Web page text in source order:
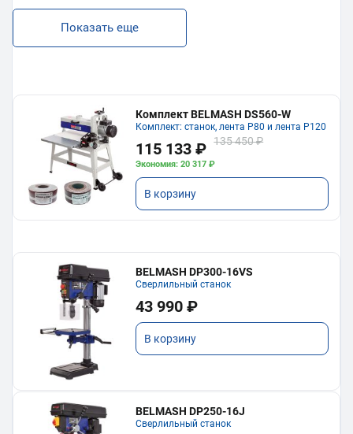
Показать еще
Комплект BELMASH DS560-W
Комплект: станок, лента P80 и лента P120
115 133 ₽ 135 450 ₽
Экономия: 20 317 ₽
В корзину
BELMASH DP300-16VS
Сверлильный станок
43 990 ₽
В корзину
BELMASH DP250-16J
Сверлильный станок